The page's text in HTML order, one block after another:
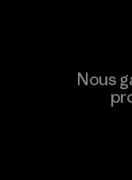
Toray
Material-supplier
Nous